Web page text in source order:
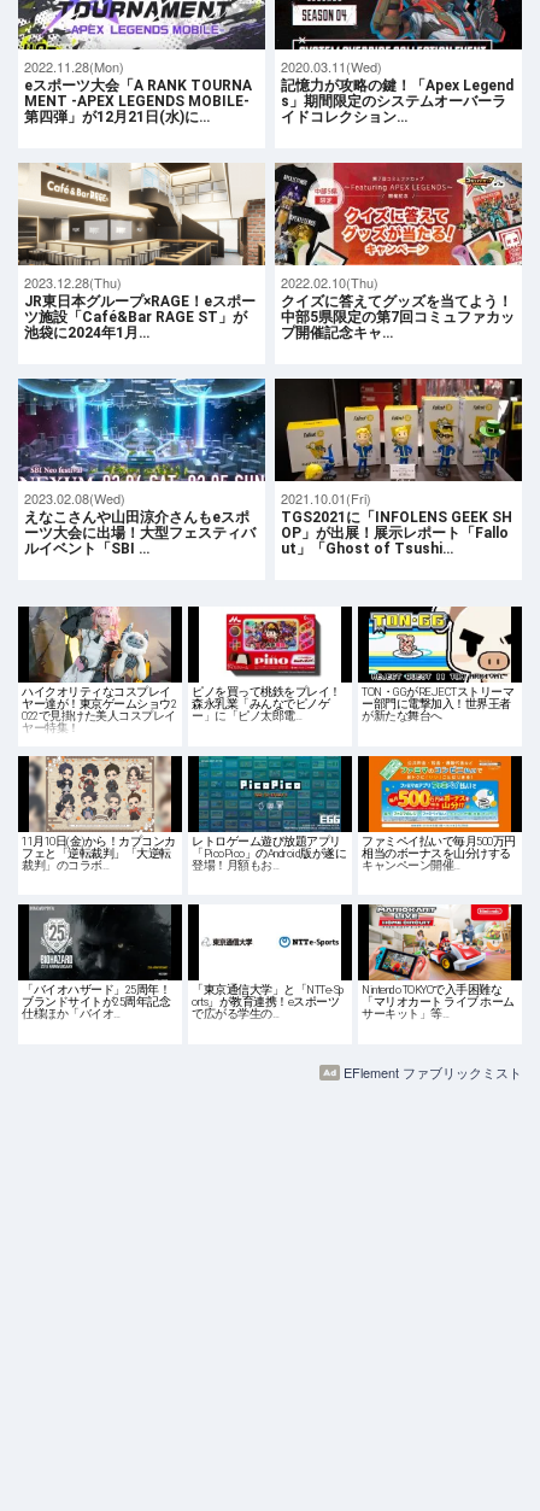
2022.11.28(Mon)
eスポーツ大会「A RANK TOURNA
MENT -APEX LEGENDS MOBILE-
第四弾」が12月21日(水)に…
2020.03.11(Wed)
記憶力が攻略の鍵！「Apex Legend
s」期間限定のシステムオーバーラ
イドコレクション…
2023.12.28(Thu)
JR東日本グループ×RAGE！eスポー
ツ施設「Café&Bar RAGE ST」が
池袋に2024年1月…
2022.02.10(Thu)
クイズに答えてグッズを当てよう！
中部5県限定の第7回コミュファカッ
プ開催記念キャ…
2023.02.08(Wed)
えなこさんや山田涼介さんもeスポ
ーツ大会に出場！大型フェスティバ
ルイベント「SBI …
2021.10.01(Fri)
TGS2021に「INFOLENS GEEK SH
OP」が出展！展示レポート「Fallo
ut」「Ghost of Tsushi…
ハイクオリティなコスプレイ
ヤー達が！東京ゲームショウ2
022で見掛けた美人コスプレイ
ヤー特集！
ピノを買って桃鉄をプレイ！
森永乳業「みんなでピノゲ
ー」に「ピノ太郎電…
TON・GGがREJECTストリーマ
ー部門に電撃加入！世界王者
が新たな舞台へ
11月10日(金)から！カプコンカ
フェと「逆転裁判」「大逆転
裁判」のコラボ…
レトロゲーム遊び放題アプリ
「PicoPico」のAndroid版が遂に
登場！月額もお…
ファミペイ払いで毎月500万円
相当のボーナスを山分けする
キャンペーン開催…
「バイオハザード」25周年！
ブランドサイトが25周年記念
仕様ほか「バイオ…
「東京通信大学」と「NTTe-Sp
orts」が教育連携！eスポーツ
で広がる学生の…
Nintendo TOKYOで入手困難な
「マリオカート ライブ ホーム
サーキット」等…
EFlement ファブリックミスト